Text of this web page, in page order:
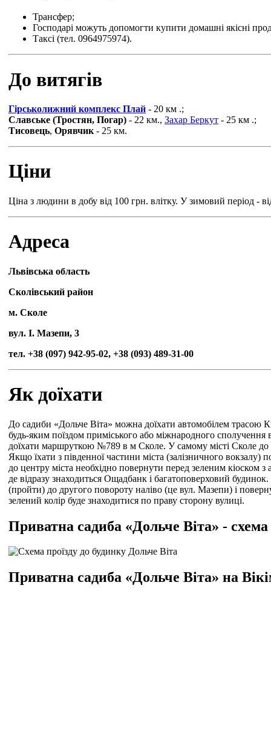
Трансфер;
Господарі можуть допомогти купити домашні якісні
Таксі (тел. 0964975974).
До витягів
Гірськолижний комплекс Плай - 20 км .;
Славське (Тростян, Погар) - 22 км., Захар Беркут - 25 км .;
Тисовець, Орявчик - 25 км.
Ціни
Ціна з людини в добу від 100 грн. влітку. У зимовий період -
Адреса
Львівська область
Сколівський район
м. Сколе
вул. І. Мазепи, 3
тел. +38 (097) 942-95-02, +38 (093) 489-31-00
Як доїхати
До садиби «Дольче Віта» можна доїхати автомобілем
будь-яким поїздом приміського або міжнародного
доїхати маршруткою №789 в м Сколе. У самому місті Сколе до
Якщо їхати з південної частини міста (залізничного
до центру міста необхідно повернути перед зеленим кіоском
де відразу знаходиться Ощадбанк і багатоповерховий
(пройти) до другого повороту наліво (це вул. Мазепи) і
зелений колір буде знаходитися по праву сторону вулиці.
Приватна садиба «Дольче Віта» - схема
Приватна садиба «Дольче Віта» на